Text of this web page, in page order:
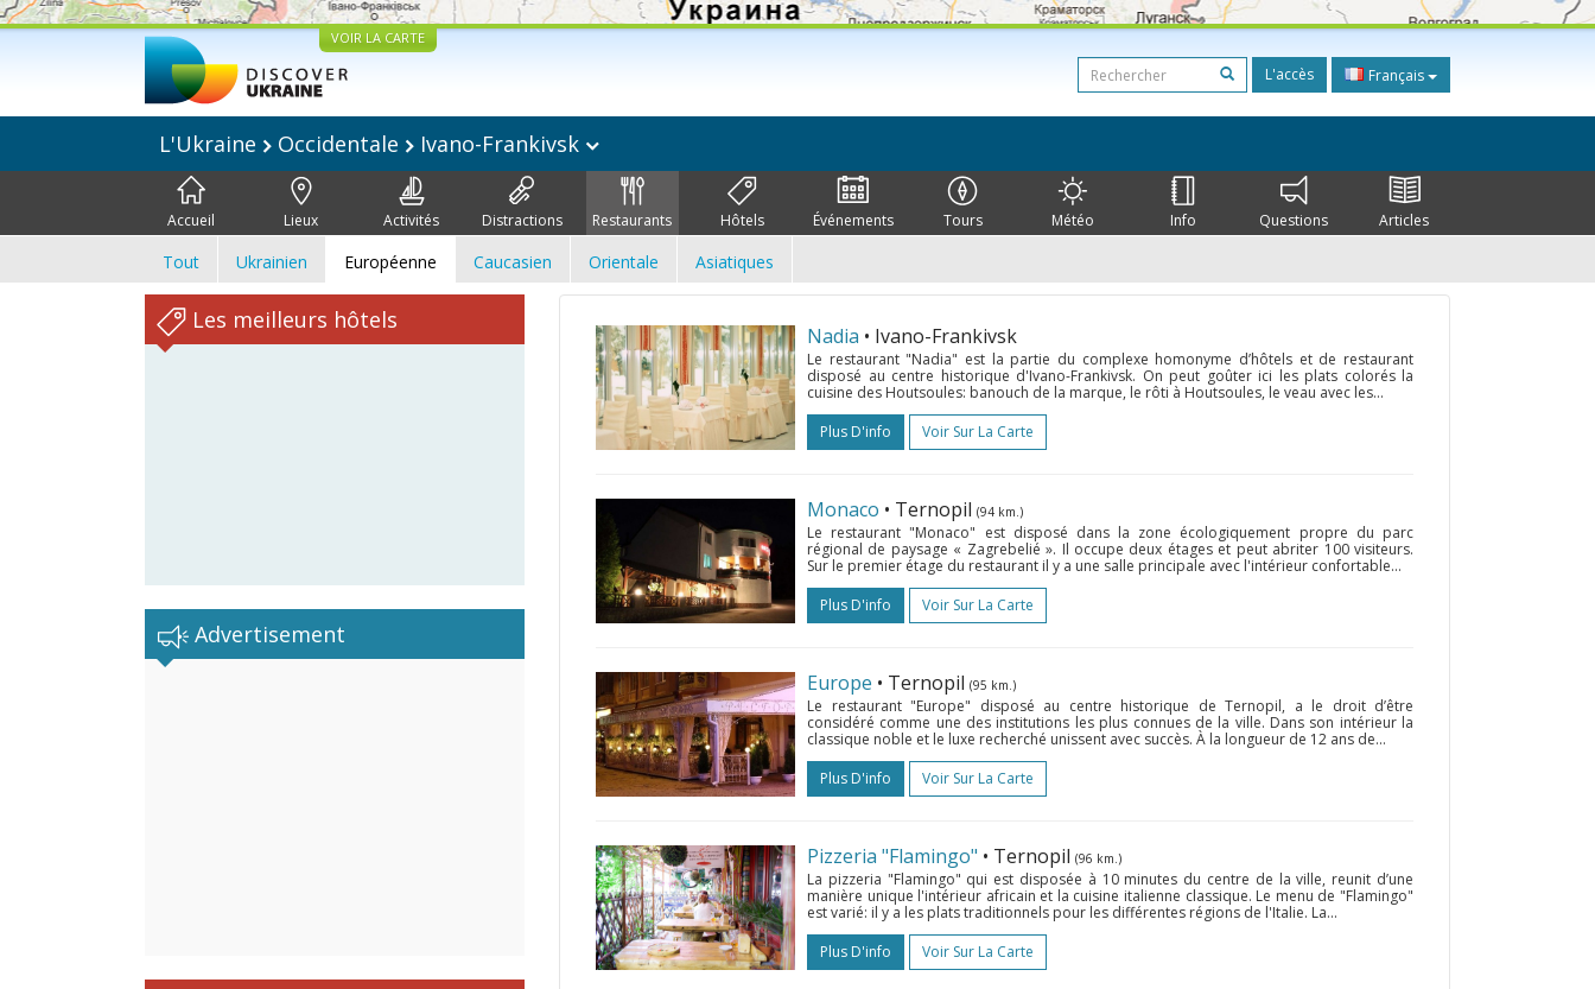
VOIR LA CARTE
L'accès Français
L'Ukraine Occidentale Ivano-Frankivsk
Accueil Lieux Activités Distractions Restaurants Hôtels Événements Tours Météo Info Questions Articles
Tout Ukrainien Européenne Caucasien Orientale Asiatiques
Les meilleurs hôtels
Advertisement
Nadia • Ivano-Frankivsk
Le restaurant "Nadia" est la partie du complexe homonyme d’hôtels et de restaurant
disposé au centre historique d'Ivano-Frankivsk. On peut goûter ici les plats colorés la
cuisine des Houtsoules: banouch de la marque, le rôti à Houtsoules, le veau avec les...
Plus D'info
Voir Sur La Carte
Monaco • Ternopil (94 km.)
Le restaurant "Monaco" est disposé dans la zone écologiquement propre du parc
régional de paysage « Zagrebelié ». Il occupe deux étages et peut abriter 100 visiteurs.
Sur le premier étage du restaurant il y a une salle principale avec l'intérieur confortable...
Plus D'info
Voir Sur La Carte
Europe • Ternopil (95 km.)
Le restaurant "Europe" disposé au centre historique de Ternopil, a le droit d’être
considéré comme une des institutions les plus connues de la ville. Dans son intérieur la
classique noble et le luxe recherché unissent avec succès. À la longueur de 12 ans de...
Plus D'info
Voir Sur La Carte
Pizzeria "Flamingo" • Ternopil (96 km.)
La pizzeria "Flamingo" qui est disposée à 10 minutes du centre de la ville, reunit d’une
manière unique l'intérieur africain et la cuisine italienne classique. Le menu de "Flamingo"
est varié: il y a les plats traditionnels pour les différentes régions de l'Italie. La...
Plus D'info
Voir Sur La Carte